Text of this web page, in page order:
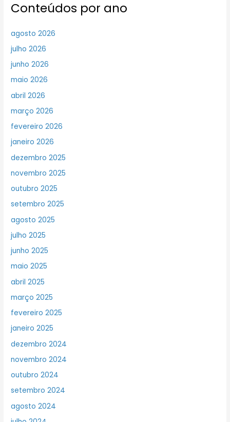
Conteúdos por ano
agosto 2026
julho 2026
junho 2026
maio 2026
abril 2026
março 2026
fevereiro 2026
janeiro 2026
dezembro 2025
novembro 2025
outubro 2025
setembro 2025
agosto 2025
julho 2025
junho 2025
maio 2025
abril 2025
março 2025
fevereiro 2025
janeiro 2025
dezembro 2024
novembro 2024
outubro 2024
setembro 2024
agosto 2024